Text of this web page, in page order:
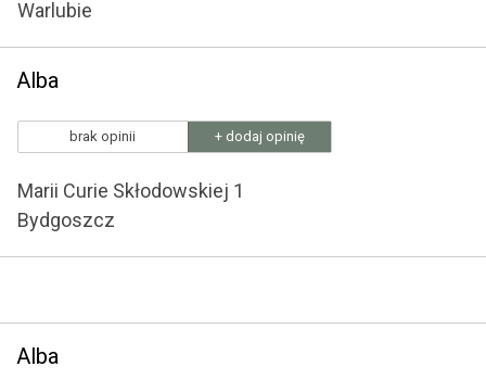
Warlubie
Alba
brak opinii + dodaj opinię
Marii Curie Skłodowskiej 1
Bydgoszcz
Alba